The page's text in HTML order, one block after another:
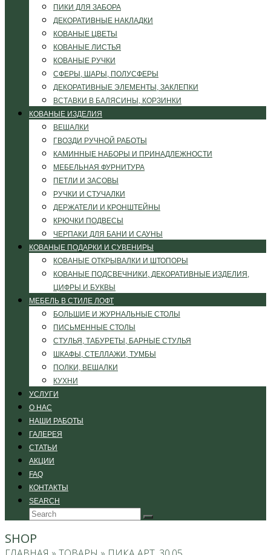
ПИКИ ДЛЯ ЗАБОРА
ДЕКОРАТИВНЫЕ НАКЛАДКИ
КОВАНЫЕ ЦВЕТЫ
КОВАНЫЕ ЛИСТЬЯ
КОВАНЫЕ РУЧКИ
СФЕРЫ, ШАРЫ, ПОЛУСФЕРЫ
ДЕКОРАТИВНЫЕ ЭЛЕМЕНТЫ, ЗАКЛЕПКИ
ВСТАВКИ В БАЛЯСИНЫ, КОРЗИНКИ
КОВАНЫЕ ИЗДЕЛИЯ
ВЕШАЛКИ
ГВОЗДИ РУЧНОЙ РАБОТЫ
КАМИННЫЕ НАБОРЫ И ПРИНАДЛЕЖНОСТИ
МЕБЕЛЬНАЯ ФУРНИТУРА
ПЕТЛИ И ЗАСОВЫ
РУЧКИ И СТУЧАЛКИ
ДЕРЖАТЕЛИ И КРОНШТЕЙНЫ
КРЮЧКИ ПОДВЕСЫ
ЧЕРПАКИ ДЛЯ БАНИ И САУНЫ
КОВАНЫЕ ПОДАРКИ И СУВЕНИРЫ
КОВАНЫЕ ОТКРЫВАЛКИ И ШТОПОРЫ
КОВАНЫЕ ПОДСВЕЧНИКИ, ДЕКОРАТИВНЫЕ ИЗДЕЛИЯ,
ЦИФРЫ И БУКВЫ
МЕБЕЛЬ В СТИЛЕ ЛОФТ
БОЛЬШИЕ И ЖУРНАЛЬНЫЕ СТОЛЫ
ПИСЬМЕННЫЕ СТОЛЫ
СТУЛЬЯ, ТАБУРЕТЫ, БАРНЫЕ СТУЛЬЯ
ШКАФЫ, СТЕЛЛАЖИ, ТУМБЫ
ПОЛКИ, ВЕШАЛКИ
КУХНИ
УСЛУГИ
О НАС
НАШИ РАБОТЫ
ГАЛЕРЕЯ
СТАТЬИ
АКЦИИ
FAQ
КОНТАКТЫ
SEARCH
Search
Submit
SHOP